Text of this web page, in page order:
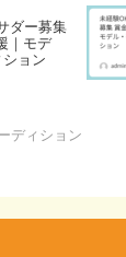
ダー募集
｜モデ
ョン
ディション